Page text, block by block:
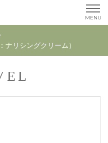
MENU
ナリシングクリーム）